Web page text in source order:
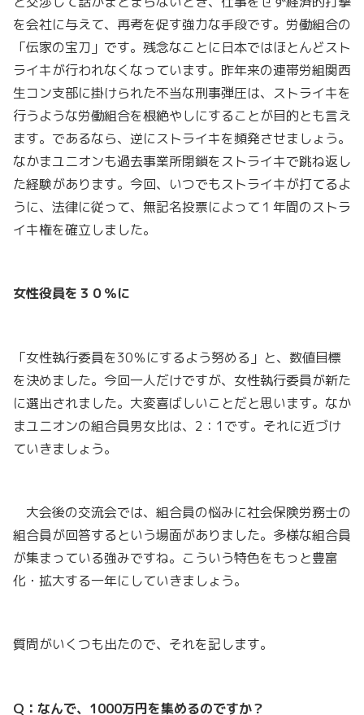
を会社に与えて、再考を促す強力な手段です。労働組合の
「伝家の宝刀」です。残念なことに日本ではほとんどスト
ライキが行われなくなっています。昨年来の連帯労組関西
生コン支部に掛けられた不当な刑事弾圧は、ストライキを
行うような労働組合を根絶やしにすることが目的とも言え
ます。であるなら、逆にストライキを頻発させましょう。
なかまユニオンも過去事業所閉鎖をストライキで跳ね返し
た経験があります。今回、いつでもストライキが打てるよ
うに、法律に従って、無記名投票によって１年間のストラ
イキ権を確立しました。
女性役員を３０％に
「女性執行委員を30％にするよう努める」と、数値目標
を決めました。今回一人だけですが、女性執行委員が新た
に選出されました。大変喜ばしいことだと思います。なか
まユニオンの組合員男女比は、2：1です。それに近づけ
ていきましょう。
大会後の交流会では、組合員の悩みに社会保険労務士の
組合員が回答するという場面がありました。多様な組合員
が集まっている強みですね。こういう特色をもっと豊富
化・拡大する一年にしていきましょう。
質問がいくつも出たので、それを記します。
Q：なんで、1000万円を集めるのですか？